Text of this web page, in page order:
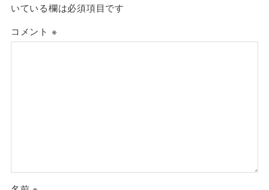
いている欄は必須項目です
コメント ※